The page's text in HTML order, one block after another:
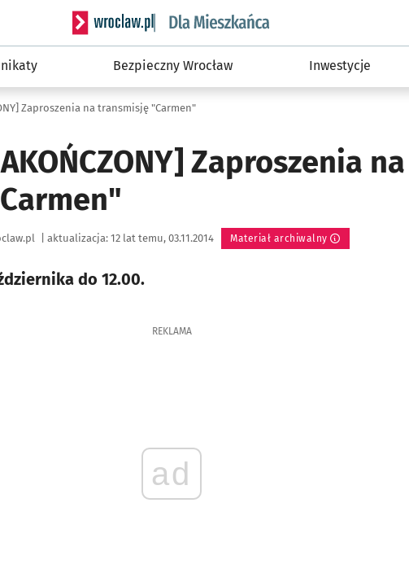
Serwis informacyjny wroclaw.pl podserwis: Dla
Bezpieczny Wrocław Inwestycje
Zaproszenia na transmisję "Carmen"
Zaproszenia na
aktualizacja: 12 lat temu, 03.11.2014 Materiał archiwalny
do 12.00.
REKLAMA
ad